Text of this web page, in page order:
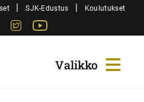
| SJK-Edustus | Koulutukset
Instagram
Twitter